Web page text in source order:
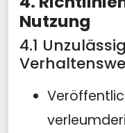
Nutzung
4.1